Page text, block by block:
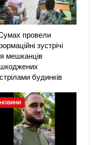
провели
зустрічі
мешканців
будинків
НОВИНИ